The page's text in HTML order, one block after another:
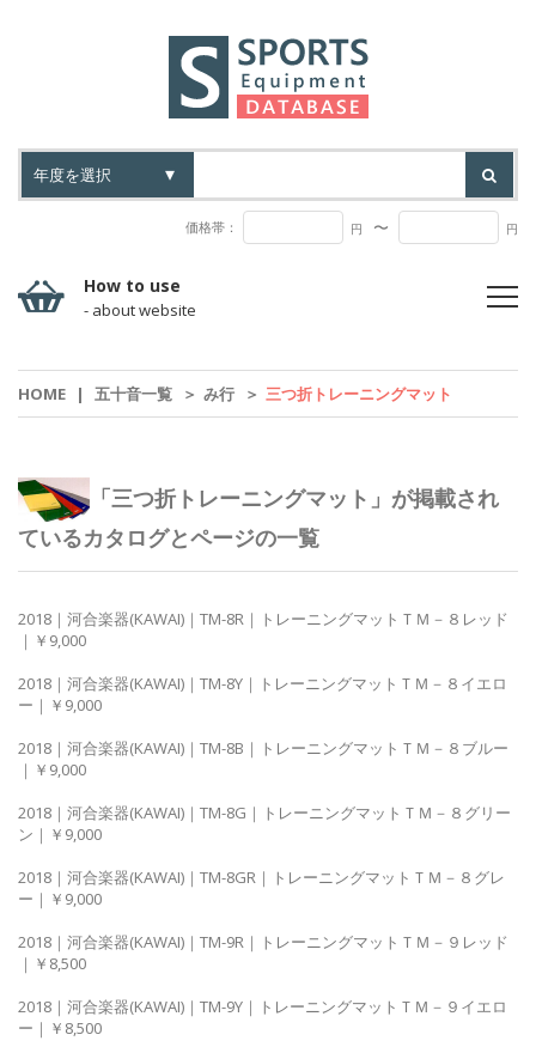
価格帯： 円 〜 円
How to use
- about website
HOME | 五十音一覧 ＞ み行 ＞ 三つ折トレーニングマット
「三つ折トレーニングマット」が掲載され
ているカタログとページの一覧
2018｜河合楽器(KAWAI)｜TM-8R｜トレーニングマットＴＭ－８レッド
｜￥9,000
2018｜河合楽器(KAWAI)｜TM-8Y｜トレーニングマットＴＭ－８イエロ
ー｜￥9,000
2018｜河合楽器(KAWAI)｜TM-8B｜トレーニングマットＴＭ－８ブルー
｜￥9,000
2018｜河合楽器(KAWAI)｜TM-8G｜トレーニングマットＴＭ－８グリー
ン｜￥9,000
2018｜河合楽器(KAWAI)｜TM-8GR｜トレーニングマットＴＭ－８グレ
ー｜￥9,000
2018｜河合楽器(KAWAI)｜TM-9R｜トレーニングマットＴＭ－９レッド
｜￥8,500
2018｜河合楽器(KAWAI)｜TM-9Y｜トレーニングマットＴＭ－９イエロ
ー｜￥8,500